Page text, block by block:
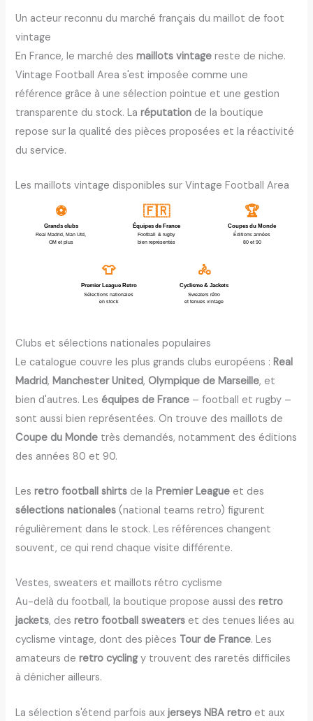
Un acteur reconnu du marché français du maillot de foot
vintage
En France, le marché desmaillots vintage reste de niche.
Vintage Football Area s'est imposée comme une
référence grâce à une sélection pointue et une gestion
transparente du stock. Laréputation de la boutique
repose sur la qualité des pièces proposées et la réactivité
du service.
Les maillots vintage disponibles sur Vintage Football Area
⚽
Grands clubs
Real Madrid, Man Utd,
OM et plus
🇫🇷
Équipes de France
Football & rugby
bien représentés
🏆
Coupes du Monde
Éditions années
80 et 90
👕
Premier League Retro
Sélections nationales
en stock
🚴
Cyclisme & Jackets
Sweaters rétro
et tenues vintage
Clubs et sélections nationales populaires
Le catalogue couvre les plus grands clubs européens : Real
Madrid, Manchester United, Olympique de Marseille, et
bien d'autres. Leséquipes de France – football et rugby –
sont aussi bien représentées. On trouve des maillots de
Coupe du Monde très demandés, notamment des éditions
des années 80 et 90.
Lesretro football shirts de laPremier League et des
sélections nationales (national teams retro) figurent
régulièrement dans le stock. Les références changent
souvent, ce qui rend chaque visite différente.
Vestes, sweaters et maillots rétro cyclisme
Au-delà du football, la boutique propose aussi desretro
jackets, desretro football sweaters et des tenues liées au
cyclisme vintage, dont des pièces Tour de France. Les
amateurs deretro cyclingy trouvent des raretés difficiles
à dénicher ailleurs.
La sélection s'étend parfois auxjerseys NBA retro et aux